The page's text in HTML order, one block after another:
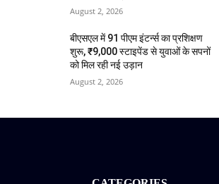
August 2, 2026
बीएसएल में 91 पीएम इंटर्न्स का प्रशिक्षण
शुरू, ₹9,000 स्टाइपेंड से युवाओं के सपनों
को मिल रही नई उड़ान
August 2, 2026